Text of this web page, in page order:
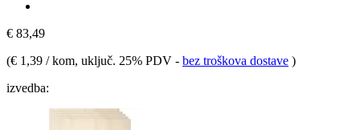
€ 83,49
(€ 1,39 / kom, uključ. 25% PDV - bez troškova dostave )
izvedba: